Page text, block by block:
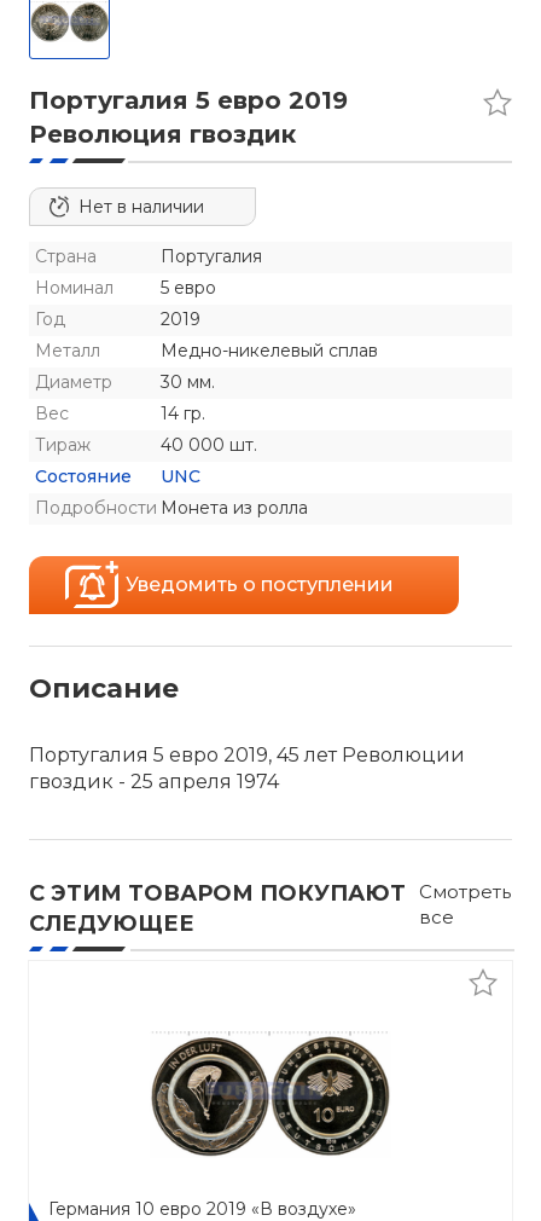
Португалия 5 евро 2019
Революция гвоздик
Нет в наличии
Страна
Португалия
Номинал
5 евро
Год
2019
Металл
Медно-никелевый сплав
Диаметр
30 мм.
Вес
14 гр.
Тираж
40 000 шт.
Состояние
UNC
Подробности Монета из ролла
Уведомить о поступлении
Описание
Португалия 5 евро 2019, 45 лет Революции
гвоздик - 25 апреля 1974
С ЭТИМ ТОВАРОМ ПОКУПАЮТ
СЛЕДУЮЩЕЕ
Смотреть
все
Германия 10 евро 2019 «В воздухе»